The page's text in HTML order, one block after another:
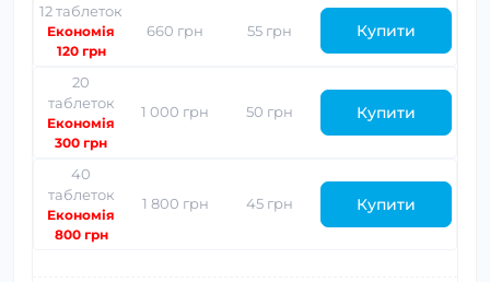
12 таблеток
Економія
120 грн
660 грн 55 грн Купити
20
таблеток
Економія
300 грн
1 000 грн 50 грн Купити
40
таблеток
Економія
800 грн
1 800 грн 45 грн Купити